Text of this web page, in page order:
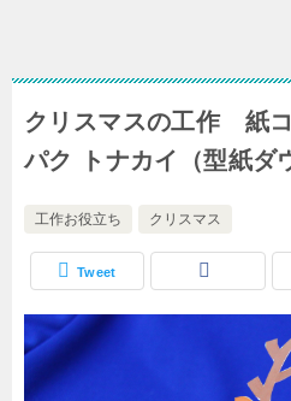
クリスマスの工作 紙
パク トナカイ（型紙ダ
工作お役立ち クリスマス
Tweet